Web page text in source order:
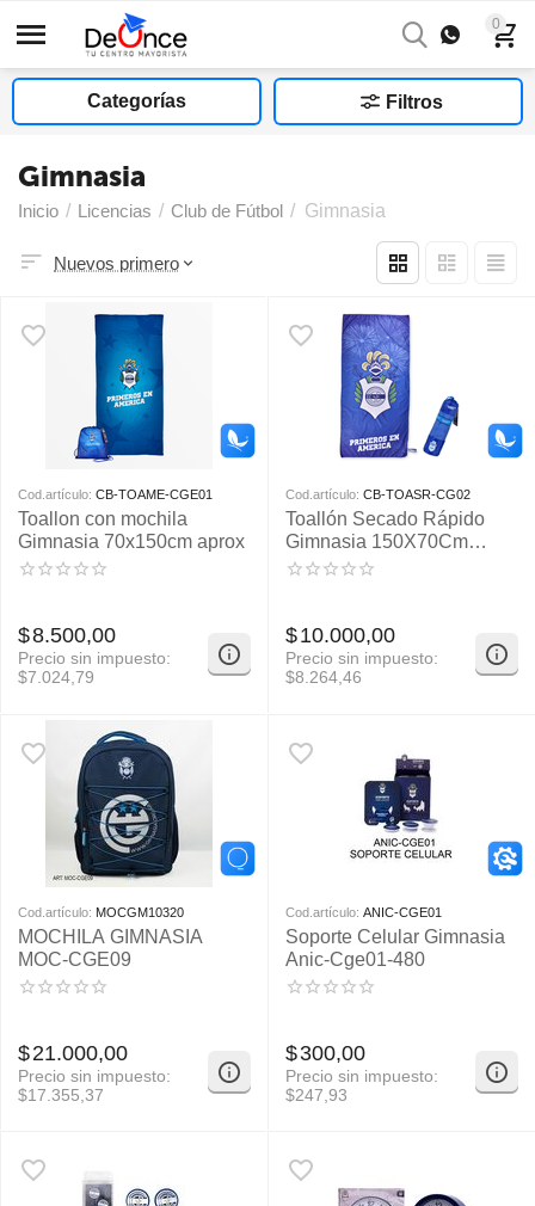
0
Categorías Filtros
Gimnasia
Inicio / Licencias / Club de Fútbol / Gimnasia
Nuevos primero
Cod.artículo: CB-TOAME-CGE01
Toallon con mochila
Gimnasia 70x150cm aprox
$8.500,00
Precio sin impuesto:
$7.024,79
Cod.artículo: CB-TOASR-CG02
Toallón Secado Rápido
Gimnasia 150X70Cm
Aprox
$10.000,00
Precio sin impuesto:
$8.264,46
Cod.artículo: MOCGM10320
MOCHILA GIMNASIA
MOC-CGE09
$21.000,00
Precio sin impuesto:
$17.355,37
Cod.artículo: ANIC-CGE01
Soporte Celular Gimnasia
Anic-Cge01-480
$300,00
Precio sin impuesto:
$247,93